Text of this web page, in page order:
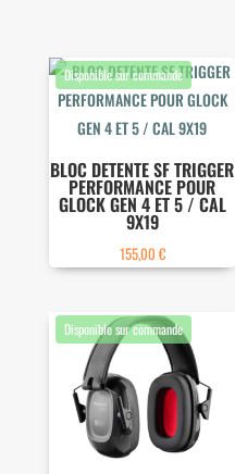
BLOC DETENTE SF TRIGGER
PERFORMANCE POUR
GLOCK GEN 4 ET 5 / CAL
9X19
155,00 €